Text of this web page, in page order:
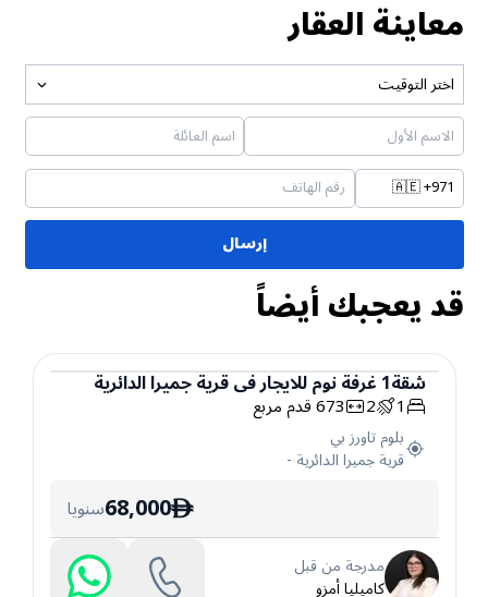
معاينة العقار
اختر التوقيت
🇦🇪+971
إرسال
قد يعجبك أيضاً
شقة
شقة1غرفة نومللايجارفيقرية جميرا الدائرية
1
2
673قدم مربع
بلوم تاورز بي
قرية جميرا الدائرية -
ê
68,000سنويا
مدرجة من قبل
كاميليا أمزو